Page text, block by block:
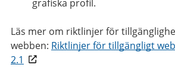
grafiska profil.
Läs mer om riktlinjer för
webben: Riktlinjer för tillgängligt
2.1